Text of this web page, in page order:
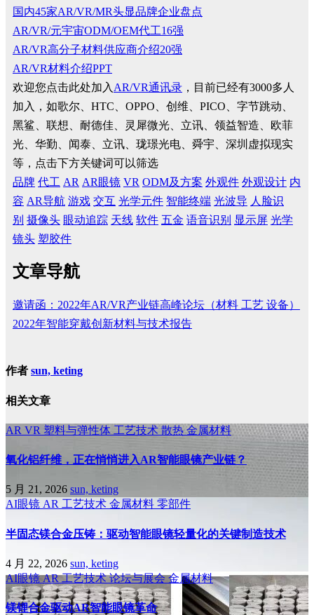
国内45家AR/VR/MR头显品牌企业盘点
AR/VR/元宇宙ODM/OEM代工16强
AR/VR高分子材料供应商介绍20强
AR/VR材料介绍PPT
欢迎您点击此处加入 AR/VR通讯录 ，目前已经有3000多人
加入，如歌尔、HTC、OPPO、创维、PICO、字节跳动、
黑鲨、联想、耐德佳、灵犀微光、立讯、领益智造、欧菲
光、华勤、闻泰、立讯、珑璟光电、舜宇、深圳虚拟现实
等，点击下方关键词可以筛选
品牌 代工 AR AR眼镜 VR ODM及方案 外观件 外观设计 内
容 AR导航 游戏 交互 光学元件 智能终端 光波导 人脸识
别 摄像头 眼动追踪 天线 软件 五金 语音识别 显示屏 光学
镜头 塑胶件
文章导航
邀请函：2022年AR/VR产业链高峰论坛（材料 工艺 设备）
2022年智能穿戴创新材料与技术报告
作者 sun, keting
相关文章
AR VR 塑料与弹性体 工艺技术散热金属材料
氧化铝纤维，正在悄悄进入AR智能眼镜产业链？
5 月 21, 2026 sun, keting
AI眼镜 AR 工艺技术 金属材料 零部件
半固态镁合金压铸：驱动智能眼镜轻量化的关键制造技术
4 月 22, 2026 sun, keting
AI眼镜AR工艺技术论坛与展会金属材料
镁锂合金驱动AR智能眼镜革命